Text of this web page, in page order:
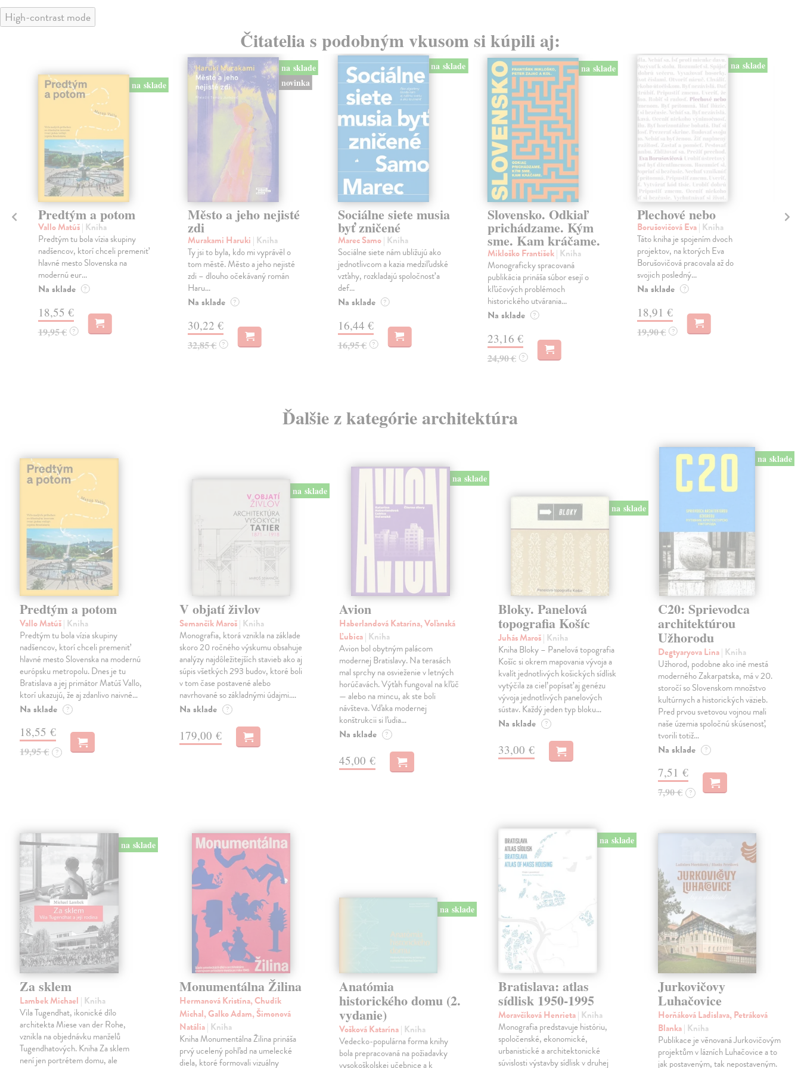
High-contrast mode
Čitatelia s podobným vkusom si kúpili aj:
na sklade
Predtým a potom
Vallo Matúš| Kniha
Predtým tu bola vízia skupiny
nadšencov, ktorí chceli premeniť
hlavné mesto Slovenska na
modernú eur...
Na sklade ?
18,55 €
19,95 € ?
na sklade
novinka
Město a jeho nejisté
zdi
Murakami Haruki | Kniha
Ty jsi to byla, kdo mi vyprávěl o
tom městě. Město a jeho nejisté
zdi – dlouho očekávaný román
Haru...
Na sklade ?
30,22 €
32,85 € ?
na sklade
Sociálne siete musia
byť zničené
Marec Samo| Kniha
Sociálne siete nám ubližujú ako
jednotlivcom a kazia medziľudské
vzťahy, rozkladajú spoločnosť a
def...
Na sklade ?
16,44 €
16,95 € ?
na sklade
Slovensko. Odkiaľ
prichádzame. Kým
sme. Kam kráčame.
Mikloško František| Kniha
Monograficky spracovaná
publikácia prináša súbor esejí o
kľúčových problémoch
historického utvárania...
Na sklade ?
23,16 €
24,90 € ?
na sklade
Plechové nebo
Borušovičová Eva| Kniha
Táto kniha je spojením dvoch
projektov, na ktorých Eva
Borušovičová pracovala až do
svojich posledný...
Na sklade ?
18,91 €
19,90 € ?
Ďalšie z kategórie architektúra
Predtým a potom
Vallo Matúš| Kniha
Predtým tu bola vízia skupiny
nadšencov, ktorí chceli premeniť
hlavné mesto Slovenska na modernú
európsku metropolu. Dnes je tu
Bratislava a jej primátor Matúš Vallo,
ktorí ukazujú, že aj zdanlivo naivné…
Na sklade ?
18,55 €
19,95 € ?
na sklade
V objatí živlov
Semančík Maroš| Kniha
Monografia, ktorá vznikla na základe
skoro 20 ročného výskumu obsahuje
analýzy najdôležitejších stavieb ako aj
súpis všetkých 293 budov, ktoré boli
v tom čase postavené alebo
navrhované so základnými údajmi.…
Na sklade ?
179,00 €
na sklade
Avion
Haberlandová Katarína, Voľanská
Ľubica| Kniha
Avion bol obytným palácom
modernej Bratislavy. Na terasách
mal sprchy na osvieženie v letných
horúčavách. Výťah fungoval na kľúč
— alebo na mincu, ak ste boli
návšteva. Vďaka modernej
konštrukcii si ľudia…
Na sklade ?
45,00 €
na sklade
Bloky. Panelová
topografia Košíc
Juhás Maroš| Kniha
Kniha Bloky – Panelová topografia
Košíc si okrem mapovania vývoja a
kvalít jednotlivých košických sídlisk
vytýčila za cieľ popísať aj genézu
vývoja jednotlivých panelových
sústav. Každý jeden typ bloku…
Na sklade ?
33,00 €
na sklade
C20: Sprievodca
architektúrou
Užhorodu
Degtyaryova Lina| Kniha
Užhorod, podobne ako iné mestá
moderného Zakarpatska, má v 20.
storočí so Slovenskom množstvo
kultúrnych a historických väzieb.
Pred prvou svetovou vojnou mali
naše územia spoločnú skúsenosť,
tvorili totiž…
Na sklade ?
7,51 €
7,90 € ?
na sklade
Za sklem
Lambek Michael | Kniha
Vila Tugendhat, ikonické dílo
architekta Miese van der Rohe,
vznikla na objednávku manželů
Tugendhatových. Kniha Za sklem
není jen portrétem domu, ale
Monumentálna Žilina
Hermanová Kristína, Chudík
Michal, Galko Adam, Šimonová
Natália| Kniha
Kniha Monumentálna Žilina prináša
prvý ucelený pohľad na umelecké
diela, ktoré formovali vizuálny
na sklade
Anatómia
historického domu (2.
vydanie)
Vošková Katarína| Kniha
Vedecko-populárna forma knihy
bola prepracovaná na požiadavky
vysokoškolskej učebnice a k
na sklade
Bratislava: atlas
sídlisk 1950-1995
Moravčíková Henrieta| Kniha
Monografia predstavuje históriu,
spoločenské, ekonomické,
urbanistické a architektonické
súvislosti výstavby sídlisk v druhej
Jurkovičovy
Luhačovice
Horňáková Ladislava, Petráková
Blanka| Kniha
Publikace je věnovaná Jurkovičovým
projektům v lázních Luhačovice a to
jak postaveným, tak nepostaveným.